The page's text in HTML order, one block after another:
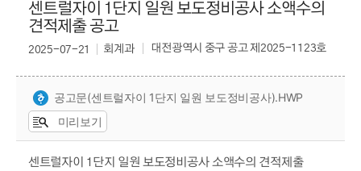
센트럴자이 1단지 일원 보도정비공사 소액수의
견적제출 공고
회계과
2025-07-21 대전광역시 중구 공고 제2025-1123호
공고문(센트럴자이 1단지 일원 보도정비공사).HWP
미리보기
센트럴자이 1단지 일원 보도정비공사 소액수의 견적제출